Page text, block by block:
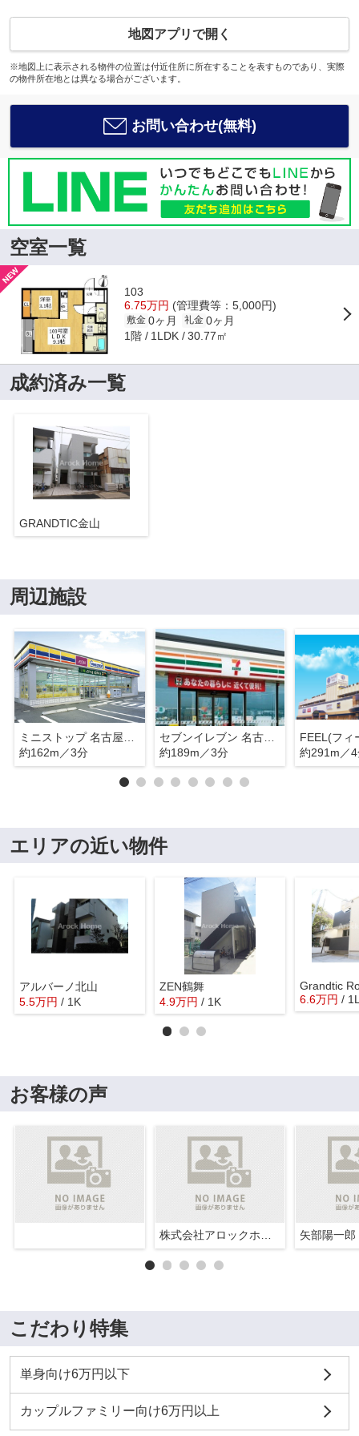
地図アプリで開く
※地図上に表示される物件の位置は付近住所に所在することを表すものであり、実際
の物件所在地とは異なる場合がございます。
お問い合わせ(無料)
空室一覧
103
6.75万円 (管理費等：5,000円)
敷金 0ヶ月 礼金 0ヶ月
1階 1LDK 30.77㎡
成約済み一覧
GRANDTIC金山
周辺施設
ミニストップ 名古屋福江町店
約162m／3分
セブンイレブン 名古屋福江3丁目店
約189m／3分
約291m／
エリアの近い物件
アルバーノ北山
5.5万円 / 1K
ZEN鶴舞
4.9万円 / 1K
Grandtic
6.6万円 /
お客様の声
矢部陽一郎
こだわり特集
単身向け6万円以下
カップルファミリー向け6万円以上